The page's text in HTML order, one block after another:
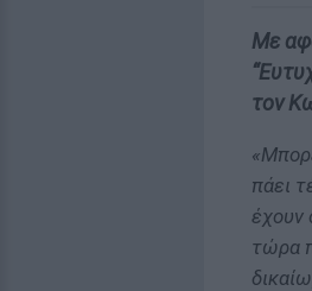
Με
τον
πάει
έχουν
τώρα